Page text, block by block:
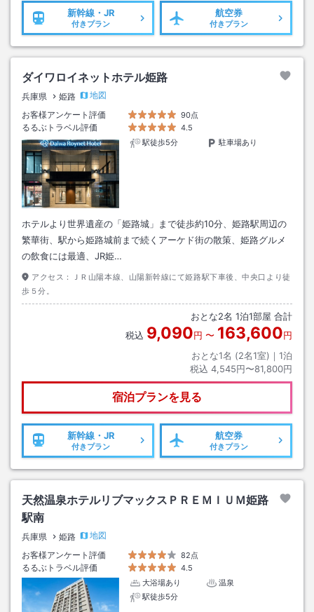
新幹線・JR
付きプラン
航空券
付きプラン
ダイワロイネットホテル姫路
兵庫県 姫路
地図
お客様アンケート評価
90点
るるぶトラベル評価
4.5
駅徒歩5分
駐車場あり
ホテルより世界遺産の「姫路城」まで徒歩約10分、姫路駅周辺の
繁華街、駅から姫路城前まで続くアーケド街の散策、姫路グルメ
の飲食には最適、JR姫…
アクセス：
ＪＲ山陽本線、山陽新幹線にて姫路駅下車後、中央口より徒
歩５分。
おとな2名 1泊1部屋 合計
税込 9,090円 〜 163,600円
おとな1名 (2名1室)｜ 1泊
税込 4,545円〜81,800円
宿泊プランを見る
新幹線・JR
付きプラン
航空券
付きプラン
天然温泉ホテルリブマックスＰＲＥＭＩＵＭ姫路
駅南
兵庫県 姫路
地図
お客様アンケート評価
82点
るるぶトラベル評価
4.5
大浴場あり
温泉
駅徒歩5分